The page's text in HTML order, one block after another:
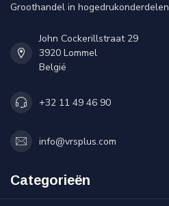
Groothandel in hogedrukonderdelen
John Cockerillstraat 29
3920 Lommel
België
+32 11 49 46 90
info@vrsplus.com
Categorieën